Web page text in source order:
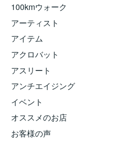
100kmウォーク
アーティスト
アイテム
アクロバット
アスリート
アンチエイジング
イベント
オススメのお店
お客様の声